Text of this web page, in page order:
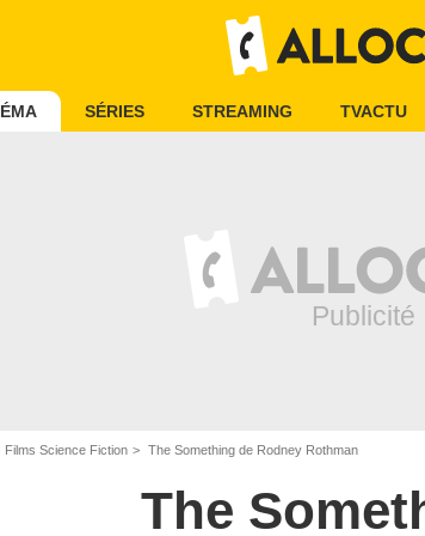
SÉRIES STREAMING TVACTU
Films Science Fiction The Something de Rodney Rothman
The